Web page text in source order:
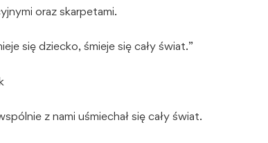
oraz skarpetami.
się dziecko, śmieje się cały świat.”
z nami uśmiechał się cały świat.